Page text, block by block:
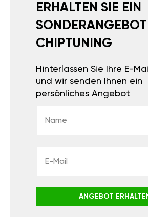
ERHALTEN SIE EIN
SONDERANGEBOT
CHIPTUNING
Hinterlassen Sie Ihre E-
und wir senden Ihnen ein
persönliches Angebot
ANGEBOT